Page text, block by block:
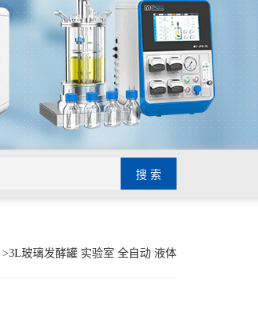
>3L玻璃发酵罐 实验室 全自动 液体